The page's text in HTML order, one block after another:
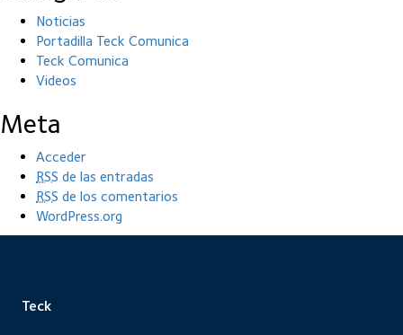
Noticias
Portadilla Teck Comunica
Teck Comunica
Videos
Meta
Acceder
RSS de las entradas
RSS de los comentarios
WordPress.org
Teck